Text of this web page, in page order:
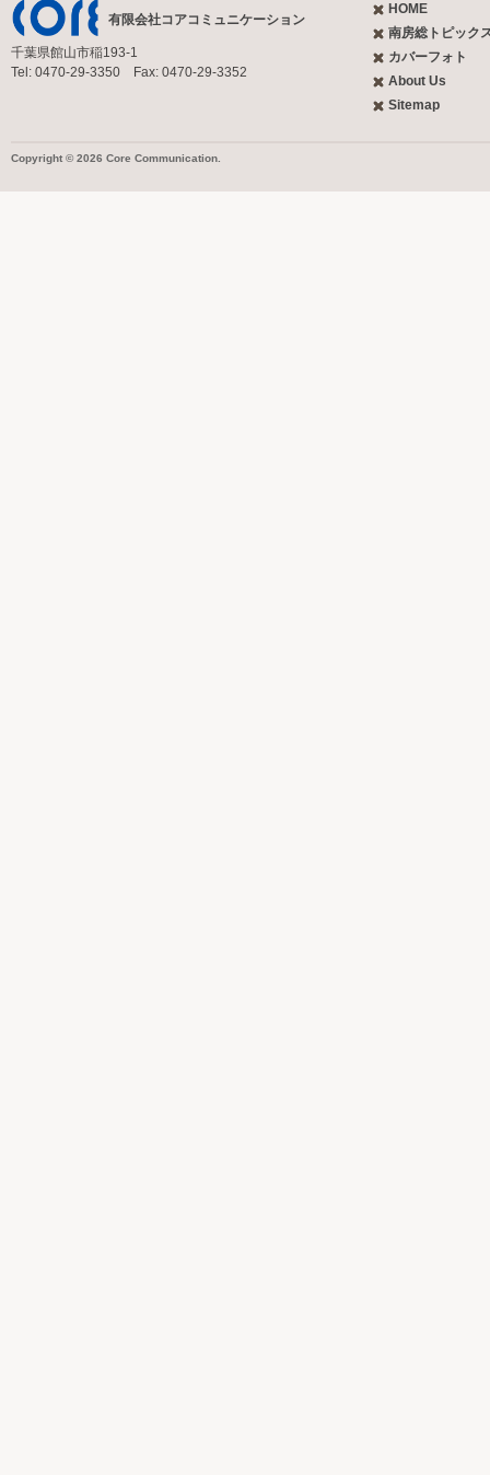
有限会社コアコミュニケーション
千葉県館山市稲193-1
Tel: 0470-29-3350 Fax: 0470-29-3352
HOME
南房総トピック
カバーフォト
About Us
Sitemap
Copyright © 2026 Core Communication.